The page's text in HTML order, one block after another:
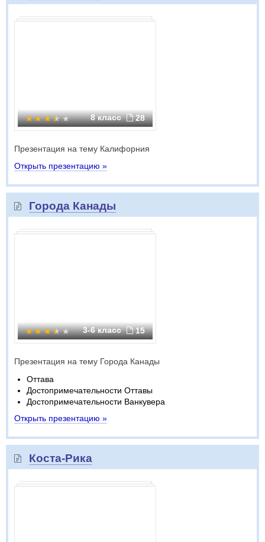
8 класс 28
Презентация на тему Калифорния
Открыть презентацию »
Города Канады
3-6 класс 15
Презентация на тему Города Канады
Оттава
Достопримечательности Оттавы
Достопримечательности Ванкувера
Открыть презентацию »
Коста-Рика